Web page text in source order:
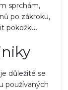
sprchám,
po zákroku,
pokožku.
důležité se
používaných